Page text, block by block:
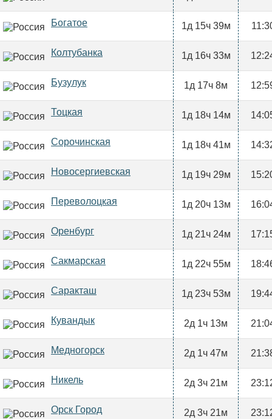
Богатое 1д 15ч 39м
Колтубанка 1д 16ч 33м
Бузулук 1д 17ч 8м
Тоцкая 1д 18ч 14м
Сорочинская 1д 18ч 41м
Новосергиевская 1д 19ч 29м
Переволоцкая 1д 20ч 13м
Оренбург 1д 21ч 24м
Сакмарская 1д 22ч 55м
Саракташ 1д 23ч 53м
Кувандык 2д 1ч 13м
Медногорск 2д 1ч 47м
Никель 2д 3ч 21м
Орск Город 2д 3ч 21м